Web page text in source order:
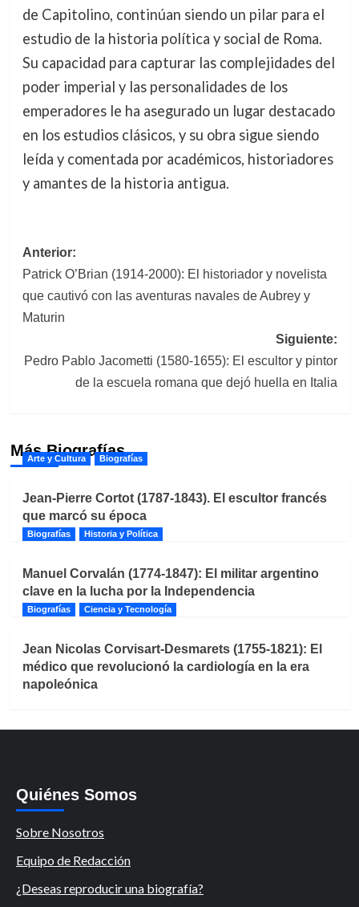
de Capitolino, continúan siendo un pilar para el
estudio de la historia política y social de Roma.
Su capacidad para capturar las complejidades del
poder imperial y las personalidades de los
emperadores le ha asegurado un lugar destacado
en los estudios clásicos, y su obra sigue siendo
leída y comentada por académicos, historiadores
y amantes de la historia antigua.
Navegación
de
entradas
Anterior:
Patrick O’Brian (1914-2000): El historiador y novelista
que cautivó con las aventuras navales de Aubrey y
Maturin
Siguiente:
Pedro Pablo Jacometti (1580-1655): El escultor y pintor
de la escuela romana que dejó huella en Italia
Más Biografías
Arte y Cultura Biografías
Jean-Pierre Cortot (1787-1843). El escultor francés
que marcó su época
Biografías Historia y Política
Manuel Corvalán (1774-1847): El militar argentino
clave en la lucha por la Independencia
Biografías Ciencia y Tecnología
Jean Nicolas Corvisart-Desmarets (1755-1821): El
médico que revolucionó la cardiología en la era
napoleónica
Quiénes Somos
Sobre Nosotros
Equipo de Redacción
¿Deseas reproducir una biografía?